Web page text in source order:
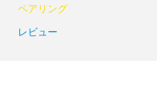
ペアリング
レビュー